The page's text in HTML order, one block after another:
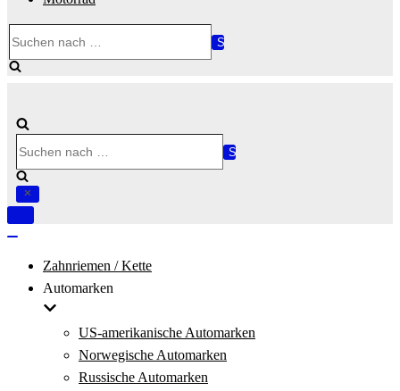
nach …
nach …
Navigation
Zahnriemen / Kette
Automarken
US-amerikanische Automarken
Norwegische Automarken
Russische Automarken